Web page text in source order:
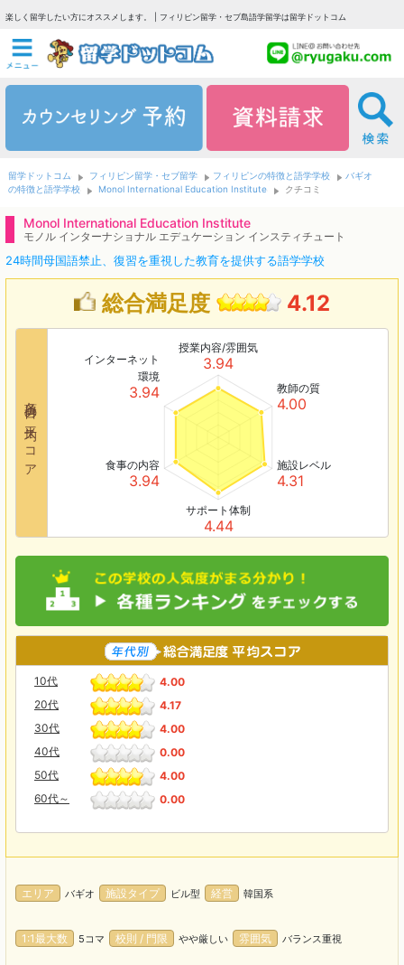
楽しく留学したい方にオススメします。 | フィリピン留学・セブ島語学留学は留学ドットコム
留学ドットコム フィリピン留学・セブ留学 フィリピンの特徴と語学学校
バギオ
の特徴と語学学校
Monol International Education Institute クチコミ
Monol International Education Institute
モノル インターナショナル エデュケーション インスティチュート
24時間母国語禁止、復習を重視した教育を提供する語学学校
総合満足度 4.12
各項目の平均スコア
授業内容/雰囲気
3.94
教師の質
4.00
施設レベル
4.31
サポート体制
4.44
食事の内容
3.94
インターネット
環境
3.94
10代
4.00
20代
4.17
30代
4.00
40代
0.00
50代
4.00
60代～
0.00
エリア バギオ 施設タイプ ビル型 経営 韓国系
1:1最大数 5コマ 校則 / 門限 やや厳しい 雰囲気 バランス重視